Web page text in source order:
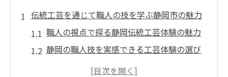
伝統工芸を通じて職人の技を学ぶ静岡市の魅力
職人の視点で探る静岡伝統工芸体験の魅力
静岡の職人技を実感できる工芸体験の選び